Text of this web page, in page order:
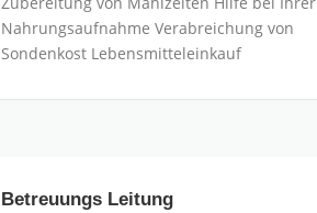
Nahrungsaufnahme Verabreichung von
Sondenkost Lebensmitteleinkauf
Betreuungs
Betreuungs Leitung